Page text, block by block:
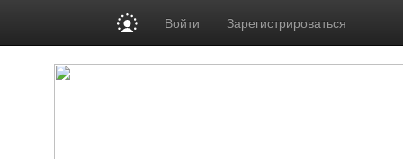
Войти Зарегистрироваться